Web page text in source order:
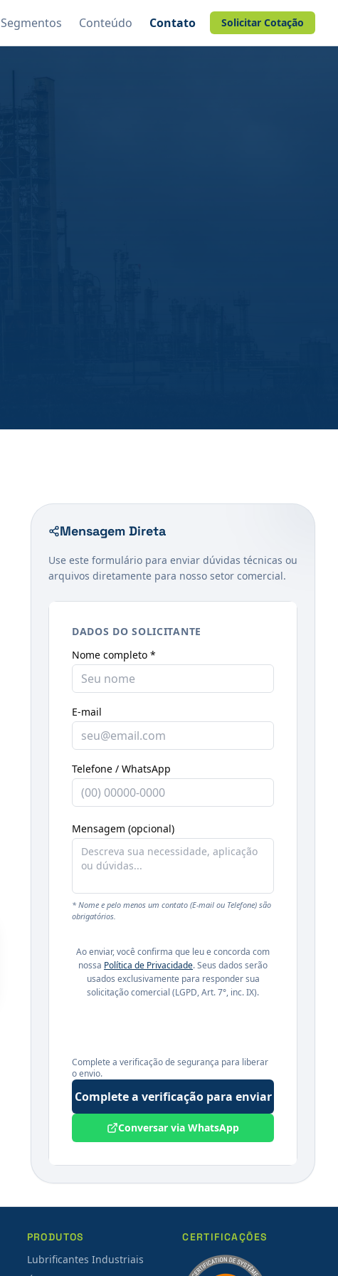
Segmentos Conteúdo Contato Solicitar Cotação
Mensagem Direta
Use este formulário para enviar dúvidas técnicas ou
arquivos diretamente para nosso setor comercial.
DADOS DO SOLICITANTE
Nome completo *
E-mail
Telefone / WhatsApp
Mensagem (opcional)
* Nome e pelo menos um contato (E-mail ou Telefone) são
obrigatórios.
Ao enviar, você confirma que leu e concorda com
nossa Política de Privacidade. Seus dados serão
usados exclusivamente para responder sua
solicitação comercial (LGPD, Art. 7°, inc. IX).
Complete a verificação de segurança para liberar
o envio.
Complete a verificação para enviar
Conversar via WhatsApp
PRODUTOS
Lubrificantes Industriais
CERTIFICAÇÕES